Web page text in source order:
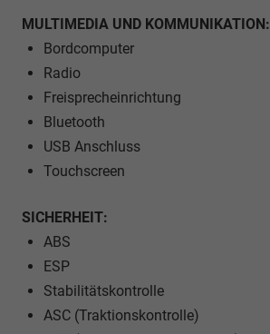
MULTIMEDIA UND KOMMUNIKATION:
Bordcomputer
Radio
Freisprecheinrichtung
Bluetooth
USB Anschluss
Touchscreen
SICHERHEIT:
ABS
ESP
Stabilitätskontrolle
ASC (Traktionskontrolle)